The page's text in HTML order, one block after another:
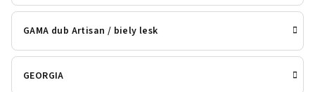
GAMA dub Artisan / biely lesk
GEORGIA